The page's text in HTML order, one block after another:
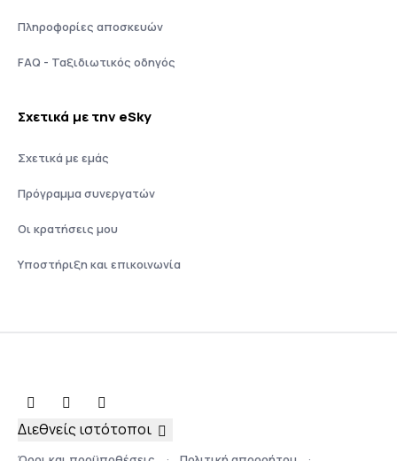
Πληροφορίες αποσκευών
FAQ - Ταξιδιωτικός οδηγός
Σχετικά με την eSky
Σχετικά με εμάς
Πρόγραμμα συνεργατών
Οι κρατήσεις μου
Υποστήριξη και επικοινωνία
Διεθνείς ιστότοποι